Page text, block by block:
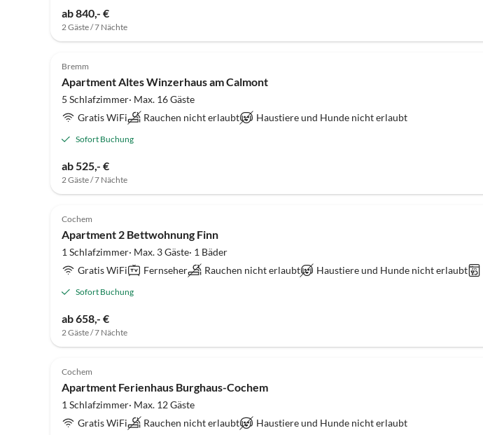
ab 840,- €
2 Gäste / 7 Nächte
Bremm
Apartment Altes Winzerhaus am Calmont
5 Schlafzimmer· Max. 16 Gäste
Gratis WiFi
Rauchen nicht erlaubt Haustiere und Hunde nicht erlaubt
Sofort Buchung
ab 525,- €
2 Gäste / 7 Nächte
Cochem
Apartment 2 Bettwohnung Finn
1 Schlafzimmer· Max. 3 Gäste· 1 Bäder
Gratis WiFi
Fernseher Rauchen nicht erlaubt Haustiere und Hunde nicht erlaubt
Sofort Buchung
ab 658,- €
2 Gäste / 7 Nächte
Cochem
Apartment Ferienhaus Burghaus-Cochem
1 Schlafzimmer· Max. 12 Gäste
Gratis WiFi
Rauchen nicht erlaubt Haustiere und Hunde nicht erlaubt